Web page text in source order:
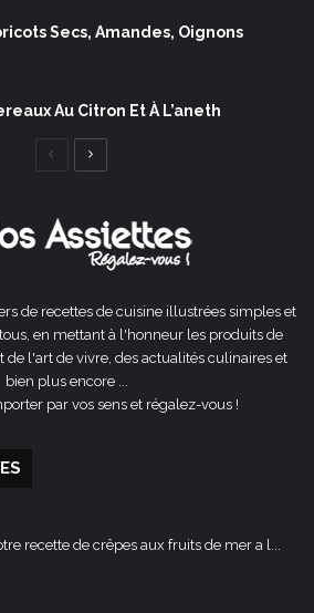
Secs, Amandes, Oignons
Au Citron Et À L’aneth
Page
de recettes de cuisine illustrées simples et
en mettant à l'honneur les produits de
de l'art de vivre, des actualités culinaires et
bien plus encore ...
par vos sens et régalez-vous !
recette de crêpes aux fruits de mer a l...